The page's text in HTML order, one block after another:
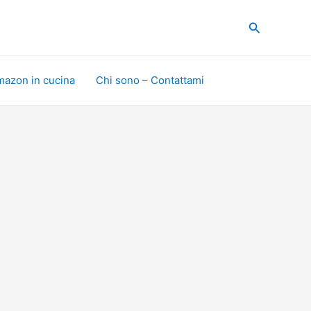
Cerca
in cucina Chi sono – Contattami